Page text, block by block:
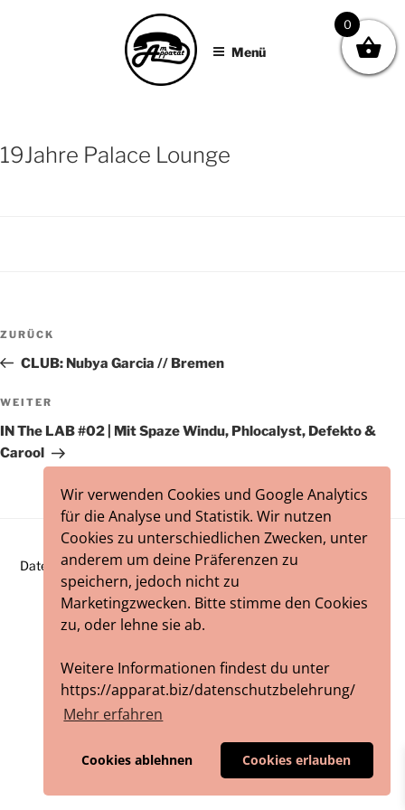
Wir verwenden Cookies und Google Analytics
für die Analyse und Statistik. Wir nutzen
Cookies zu unterschiedlichen Zwecken, unter
anderem um deine Präferenzen zu
speichern, jedoch nicht zu
Marketingzwecken. Bitte stimme den Cookies
zu, oder lehne sie ab.
Weitere Informationen findest du unter
https://apparat.biz/datenschutzbelehrung/
Mehr erfahren
Cookies ablehnen Cookies erlauben
AM APPARAT
Menü
19Jahre Palace Lounge
BEITRAGSNAVIGATION
Vorheriger
Beitrag
ZURÜCK
CLUB: Nubya Garcia // Bremen
Nächster
Beitrag
WEITER
IN The LAB #02 | Mit Spaze Windu, Phlocalyst, Defekto &
Carool
Datenschutzbelehrung Impressum/ Webworks by
0